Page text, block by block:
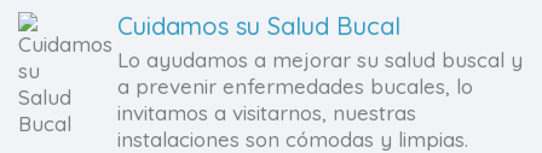
Cuidamos su Salud Bucal
Lo ayudamos a mejorar su salud buscal y
a prevenir enfermedades bucales, lo
invitamos a visitarnos, nuestras
instalaciones son cómodas y limpias.